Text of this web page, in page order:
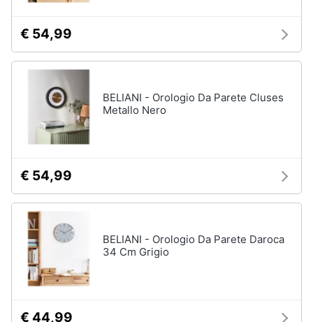
€ 54,99
BELIANI - Orologio Da Parete Cluses
Metallo Nero
€ 54,99
BELIANI - Orologio Da Parete Daroca
34 Cm Grigio
€ 44,99